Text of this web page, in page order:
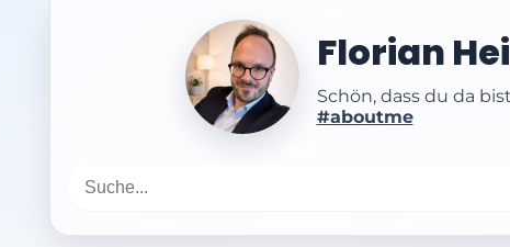
Florian
Schön, dass du da
#aboutme